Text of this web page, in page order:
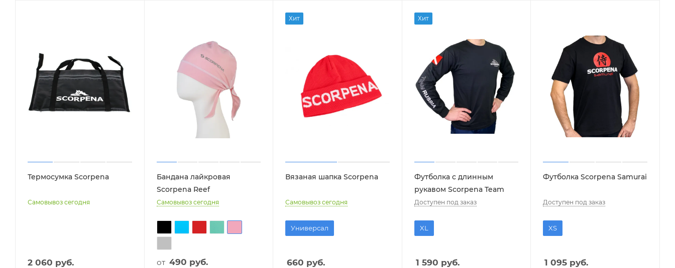
Термосумка Scorpena
Самовывоз сегодня
2 060 руб.
Бандана лайкровая
Scorpena Reef
Самовывоз сегодня
от 490 руб.
Хит
Вязаная шапка Scorpena
Самовывоз сегодня
Универсал
660 руб.
Хит
Футболка с длинным
рукавом Scorpena Team
Доступен под заказ
XL
1 590 руб.
Футболка Scorpena Samurai
Доступен под заказ
XS
1 095 руб.